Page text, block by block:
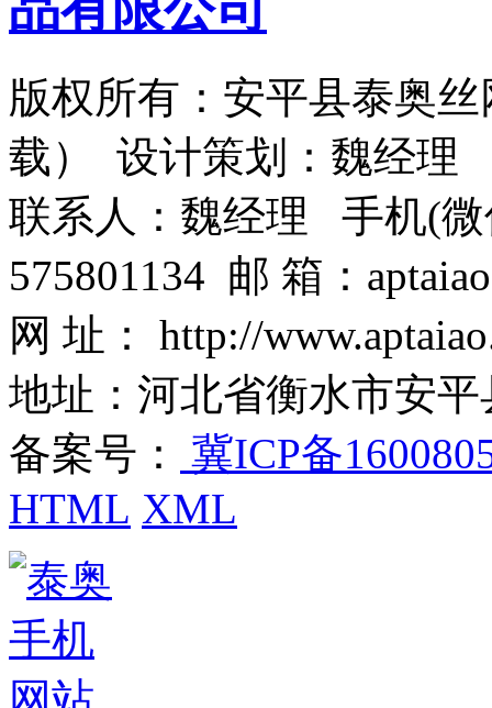
版权所有：安平县泰奥
载） 设计策划：魏经理
联系人：魏经理 手机(微
575801134 邮 箱：
网 址： http://
地址：河北省衡水市安
备案号：
冀ICP备
HTML XML